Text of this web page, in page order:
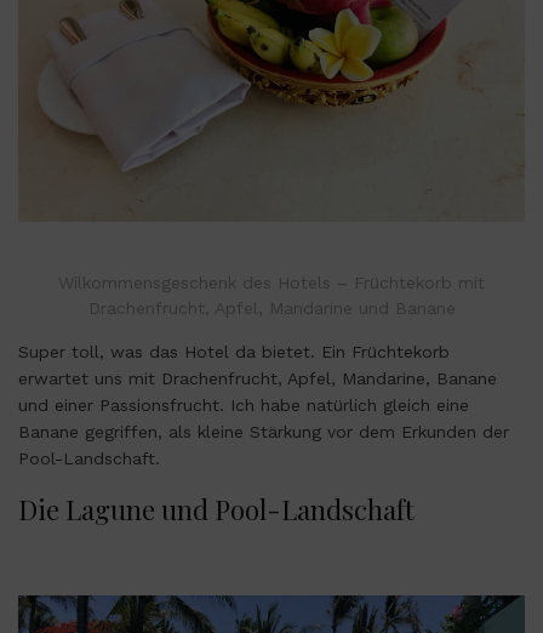
Wilkommensgeschenk des Hotels – Früchtekorb mit
Drachenfrucht, Apfel, Mandarine und Banane
Super toll, was das Hotel da bietet. Ein Früchtekorb
erwartet uns mit Drachenfrucht, Apfel, Mandarine, Banane
und einer Passionsfrucht. Ich habe natürlich gleich eine
Banane gegriffen, als kleine Stärkung vor dem Erkunden der
Pool-Landschaft.
Die Lagune und Pool-Landschaft